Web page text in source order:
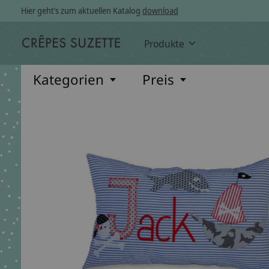
Hier geht’s zum aktuellen Katalog download
Produkte
Kategorien Preis